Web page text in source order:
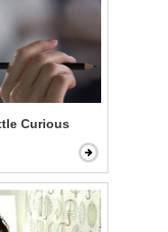
Curious